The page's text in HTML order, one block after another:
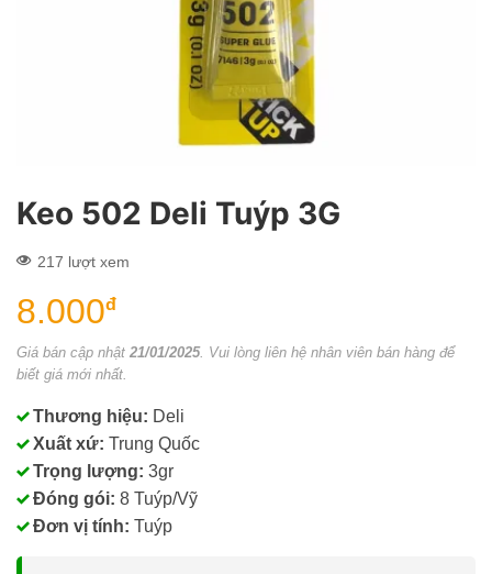
Keo 502 Deli Tuýp 3G
217 lượt xem
8.000đ
Giá bán cập nhật 21/01/2025. Vui lòng liên hệ nhân viên bán hàng để
biết giá mới nhất.
Thương hiệu: Deli
Xuất xứ: Trung Quốc
Trọng lượng: 3gr
Đóng gói: 8 Tuýp/Vỹ
Đơn vị tính: Tuýp